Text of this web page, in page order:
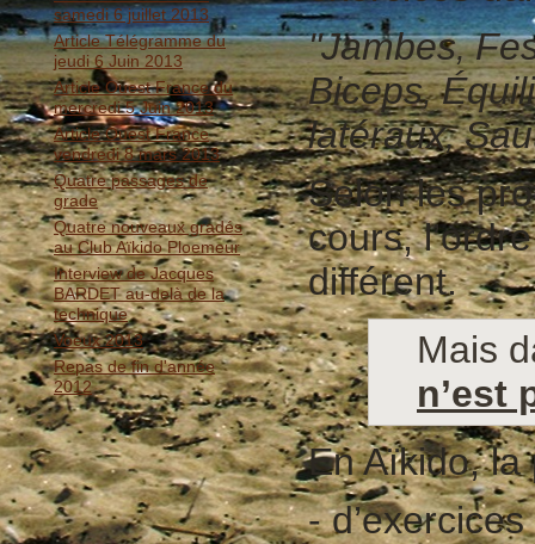
samedi 6 juillet 2013
Article Télégramme du
jeudi 6 Juin 2013
Article Ouest France du
mercredi 5 Juin 2013
Article Ouest France
vendredi 8 mars 2013
Quatre passages de
grade
Quatre nouveaux gradés
au Club Aïkido Ploemeur
Interview de Jacques
BARDET au-delà de la
technique
Voeux 2013
Repas de fin d'année
2012
"Jambes,
Biceps,
latéraux,
Selon les
cours,
différent.
Mais
n’est
En Aïkido, la
-